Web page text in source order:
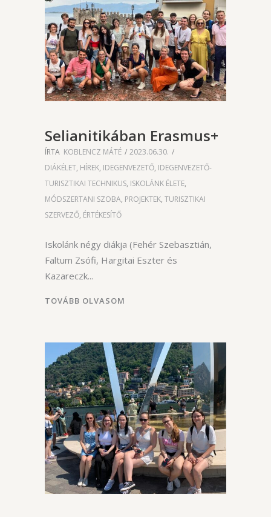
Selianitikában Erasmus+
ÍRTA KOBLENCZ MÁTÉ
2023.06.30.
DIÁKÉLET, HÍREK, IDEGENVEZETŐ, IDEGENVEZETŐ-
TURISZTIKAI TECHNIKUS, ISKOLÁNK ÉLETE,
MÓDSZERTANI SZOBA, PROJEKTEK, TURISZTIKAI
SZERVEZŐ, ÉRTÉKESÍTŐ
Iskolánk négy diákja (Fehér Szebasztián,
Faltum Zsófi, Hargitai Eszter és
Kazareczk
TOVÁBB OLVASOM